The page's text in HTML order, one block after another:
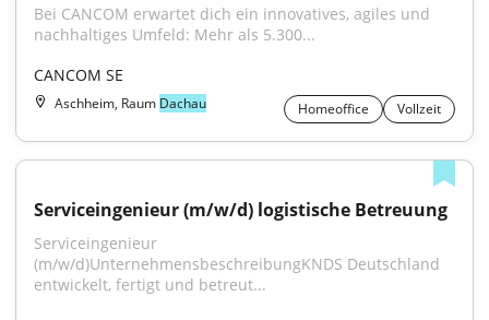
Bei CANCOM erwartet dich ein innovatives, agiles und
nachhaltiges Umfeld: Mehr als 5.300...
CANCOM SE
Aschheim, Raum Dachau Homeoffice Vollzeit
Serviceingenieur (m/w/d) logistische Betreuung
Serviceingenieur
(m/w/d)UnternehmensbeschreibungKNDS Deutschland
entwickelt, fertigt und betreut...